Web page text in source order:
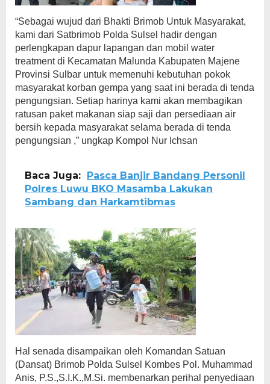
“Sebagai wujud dari Bhakti Brimob Untuk Masyarakat,
kami dari Satbrimob Polda Sulsel hadir dengan
perlengkapan dapur lapangan dan mobil water
treatment di Kecamatan Malunda Kabupaten Majene
Provinsi Sulbar untuk memenuhi kebutuhan pokok
masyarakat korban gempa yang saat ini berada di tenda
pengungsian. Setiap harinya kami akan membagikan
ratusan paket makanan siap saji dan persediaan air
bersih kepada masyarakat selama berada di tenda
pengungsian ,” ungkap Kompol Nur Ichsan
Baca Juga: Pasca Banjir Bandang Personil
Polres Luwu BKO Masamba Lakukan
Sambang dan Harkamtibmas
Hal senada disampaikan oleh Komandan Satuan
(Dansat) Brimob Polda Sulsel Kombes Pol. Muhammad
Anis, P.S.,S.I.K.,M.Si. membenarkan perihal penyediaan